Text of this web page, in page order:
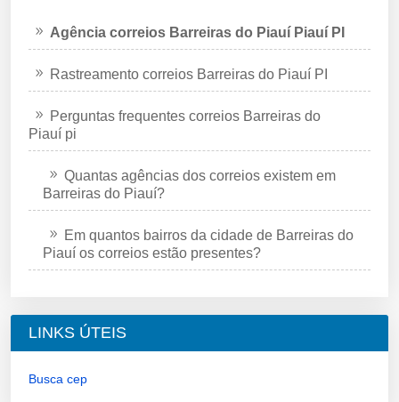
Agência correios Barreiras do Piauí Piauí PI
Rastreamento correios Barreiras do Piauí PI
Perguntas frequentes correios Barreiras do
Piauí pi
Quantas agências dos correios existem em
Barreiras do Piauí?
Em quantos bairros da cidade de Barreiras do
Piauí os correios estão presentes?
LINKS ÚTEIS
Busca cep